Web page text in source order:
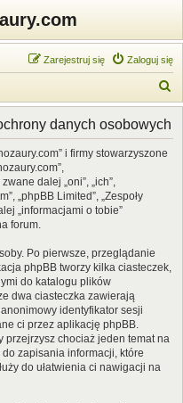
Zaloguj się
Zarejestruj się
z
danych osobowych
i firmy stowarzyszone
dalej „oni”, „ich”,
„phpBB Limited”, „Zespoły
„informacjami o tobie”
forum.
Po pierwsze, przeglądanie
phpBB tworzy kilka ciasteczek,
do katalogu plików
dwa ciasteczka zawierają
identyfikator sesji
ci przez aplikację phpBB.
przejrzysz chociaż jeden temat na
do zapisania informacji, które
do ułatwienia ci nawigacji na